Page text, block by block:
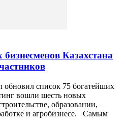
Казахстана
обновил список 75 богатейших
вошли шесть новых
образовании,
и агробизнесе. Самым